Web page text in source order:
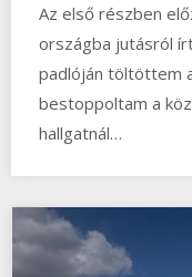
Az első részben
országba jutásról
padlóján töltöttem
bestoppoltam a
hallgatnál…